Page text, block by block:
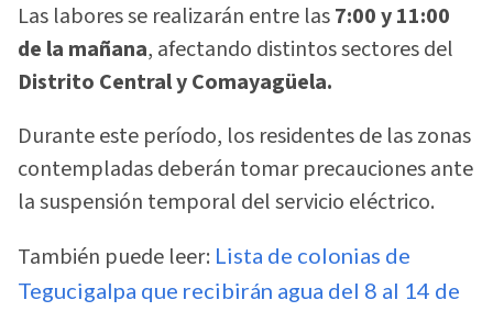
Las labores se realizarán entre las7:00 y 11:00
de la mañana, afectando distintos sectores del
Distrito Central y Comayagüela.
Durante este período, los residentes de las zonas
contempladas deberán tomar precauciones ante
la suspensión temporal del servicio eléctrico.
También puede leer: Lista de colonias de
Tegucigalpa que recibirán agua del 8 al 14 de